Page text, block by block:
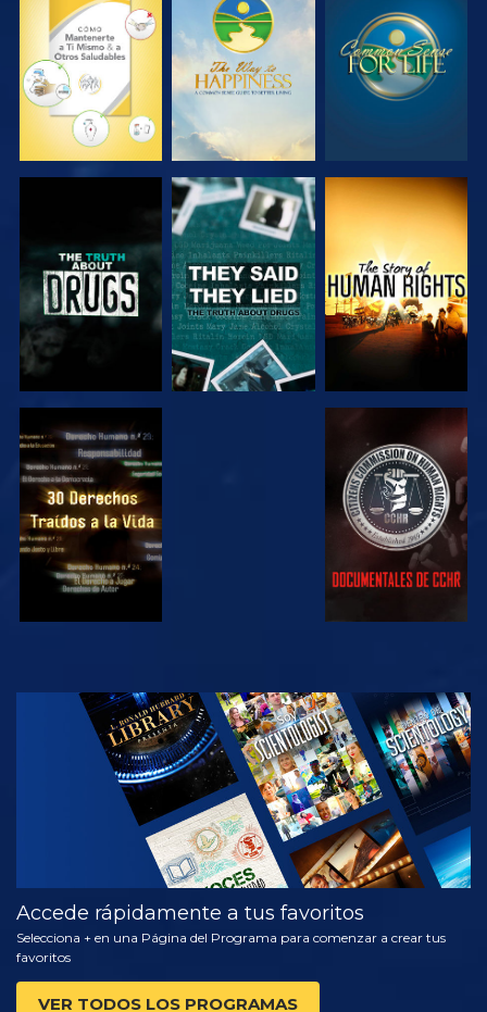
VE VE VE
VE VE
VE VE
VE
EXPLORA LAS
SERIES
Accede rápidamente a tus favoritos
Selecciona + en una Página del Programa para comenzar a crear tus
favoritos
VER TODOS LOS PROGRAMAS